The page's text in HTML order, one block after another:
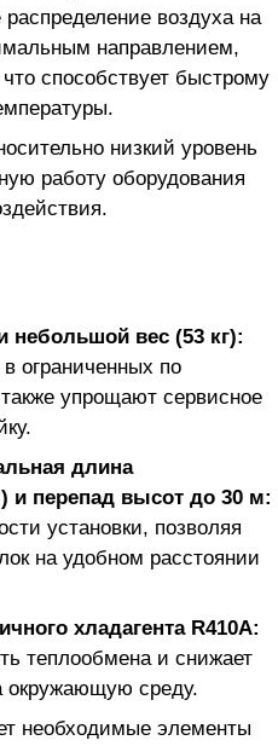
воздуха на
направлением,
способствует быстрому
низкий уровень
работу оборудования
вес (53 кг):
ограниченных по
упрощают сервисное
длина
и перепад высот до 30 м:
установки, позволяя
на удобном расстоянии
хладагента R410A:
теплообмена и снижает
окружающую среду.
необходимые элементы